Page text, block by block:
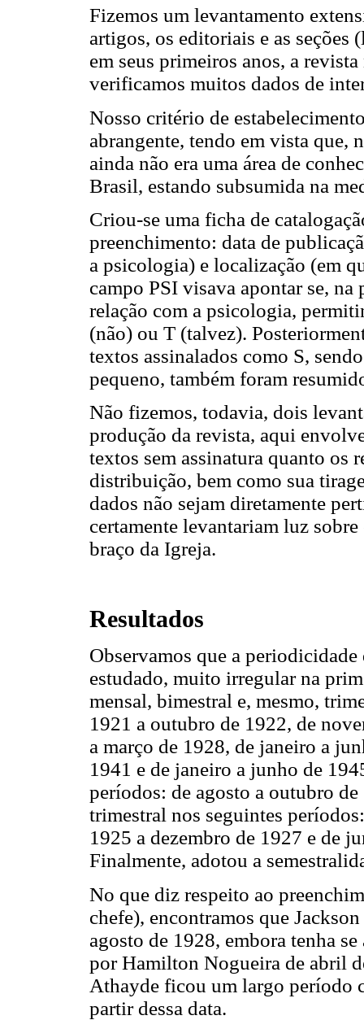
Fizemos um levantamento
artigos, os editoriais e as seções
em seus primeiros anos, a
verificamos muitos dados de
Nosso critério de
abrangente, tendo em vista que,
ainda não era uma área de
Brasil, estando subsumida na
Criou-se uma ficha de
preenchimento: data de
a psicologia) e localização (em
campo PSI visava apontar se,
relação com a psicologia,
(não) ou T (talvez).
textos assinalados como S,
pequeno, também foram
Não fizemos, todavia, dois
produção da revista, aqui
textos sem assinatura quanto os
distribuição, bem como sua
dados não sejam diretamente
certamente levantariam luz
braço da Igreja.
Resultados
Observamos que a
estudado, muito irregular na
mensal, bimestral e, mesmo,
1921 a outubro de 1922, de
a março de 1928, de janeiro a
1941 e de janeiro a junho de
períodos: de agosto a outubro
trimestral nos seguintes
1925 a dezembro de 1927 e de
Finalmente, adotou a
No que diz respeito ao
chefe), encontramos que
agosto de 1928, embora tenha
por Hamilton Nogueira de abril
Athayde ficou um largo período
partir dessa data.